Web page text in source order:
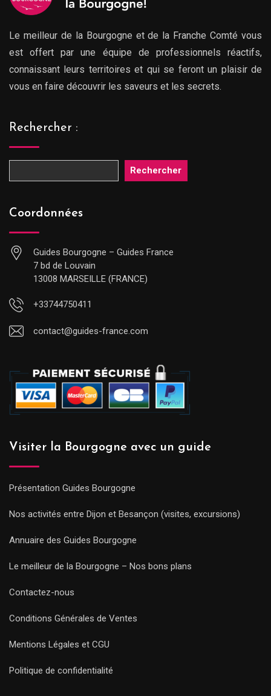
Le meilleur de la Bourgogne et de la Franche Comté vous
est offert par une équipe de professionnels réactifs,
connaissant leurs territoires et qui se feront un plaisir de
vous en faire découvrir les saveurs et les secrets.
Rechercher :
Rechercher
Coordonnées
Guides Bourgogne – Guides France
7 bd de Louvain
13008 MARSEILLE (FRANCE)
+33744750411
contact@guides-france.com
Visiter la Bourgogne avec un guide
Présentation Guides Bourgogne
Nos activités entre Dijon et Besançon (visites, excursions)
Annuaire des Guides Bourgogne
Le meilleur de la Bourgogne – Nos bons plans
Contactez-nous
Conditions Générales de Ventes
Mentions Légales et CGU
Politique de confidentialité